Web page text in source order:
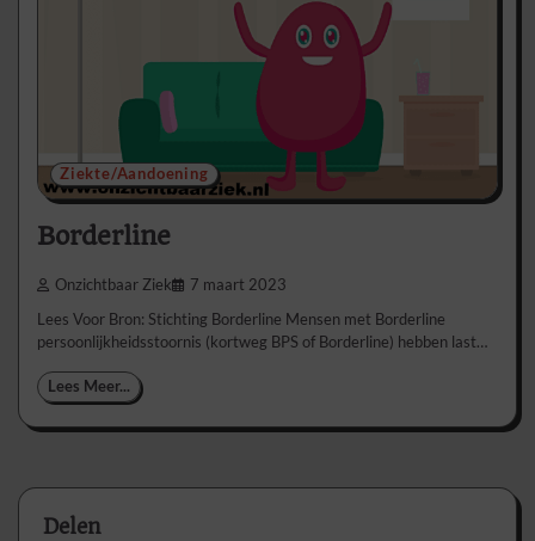
Ziekte/Aandoening
Borderline
Onzichtbaar Ziek 7 maart 2023
Lees Voor Bron: Stichting Borderline Mensen met Borderline
persoonlijkheidsstoornis (kortweg BPS of Borderline) hebben last…
Lees Meer...
Delen